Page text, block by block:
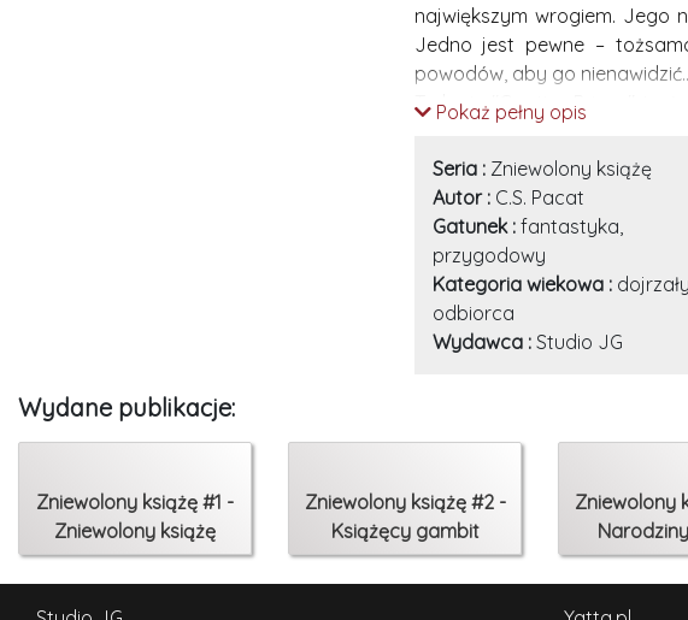
największym wrogiem. Jego
Jedno jest pewne –
powodów, aby go
Trylogia "Captive Prince" to
Pokaż pełny opis
Seria : Zniewolony książę
Autor : C.S. Pacat
Gatunek : fantastyka,
przygodowy
Kategoria wiekowa : dojrzały
odbiorca
Wydawca : Studio JG
Wydane publikacje:
Zniewolony książę #1 -
Zniewolony książę
Zniewolony książę #2 -
Książęcy gambit
Zniewolony